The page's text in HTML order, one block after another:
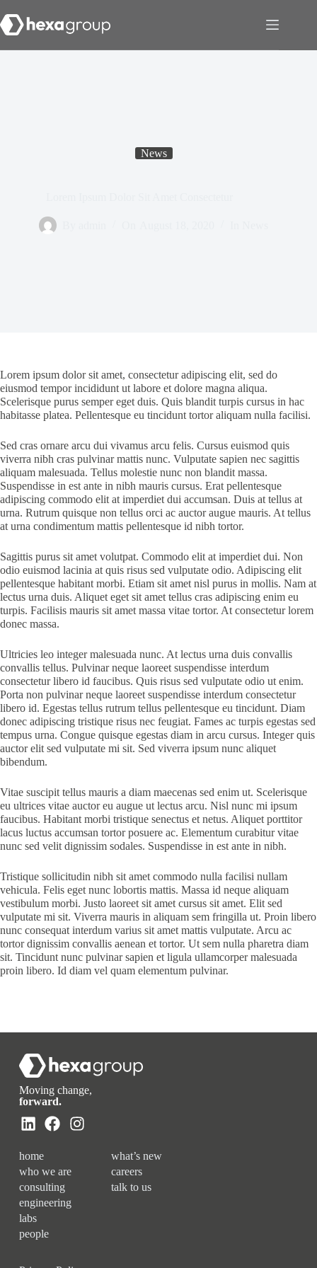
News
Lorem ipsum dolor sit amet, consectetur adipiscing elit, sed do
eiusmod tempor incididunt ut labore et dolore magna aliqua.
Scelerisque purus semper eget duis. Quis blandit turpis cursus in hac
habitasse platea. Pellentesque eu tincidunt tortor aliquam nulla facilisi.
Sed cras ornare arcu dui vivamus arcu felis. Cursus euismod quis
viverra nibh cras pulvinar mattis nunc. Vulputate sapien nec sagittis
aliquam malesuada. Tellus molestie nunc non blandit massa.
Suspendisse in est ante in nibh mauris cursus. Erat pellentesque
adipiscing commodo elit at imperdiet dui accumsan. Duis at tellus at
urna. Rutrum quisque non tellus orci ac auctor augue mauris. At tellus
at urna condimentum mattis pellentesque id nibh tortor.
Sagittis purus sit amet volutpat. Commodo elit at imperdiet dui. Non
odio euismod lacinia at quis risus sed vulputate odio. Adipiscing elit
pellentesque habitant morbi. Etiam sit amet nisl purus in mollis. Nam at
lectus urna duis. Aliquet eget sit amet tellus cras adipiscing enim eu
turpis. Facilisis mauris sit amet massa vitae tortor. At consectetur lorem
donec massa.
Ultricies leo integer malesuada nunc. At lectus urna duis convallis
convallis tellus. Pulvinar neque laoreet suspendisse interdum
consectetur libero id faucibus. Quis risus sed vulputate odio ut enim.
Porta non pulvinar neque laoreet suspendisse interdum consectetur
libero id. Egestas tellus rutrum tellus pellentesque eu tincidunt. Diam
donec adipiscing tristique risus nec feugiat. Fames ac turpis egestas sed
tempus urna. Congue quisque egestas diam in arcu cursus. Integer quis
auctor elit sed vulputate mi sit. Sed viverra ipsum nunc aliquet
bibendum.
Vitae suscipit tellus mauris a diam maecenas sed enim ut. Scelerisque
eu ultrices vitae auctor eu augue ut lectus arcu. Nisl nunc mi ipsum
faucibus. Habitant morbi tristique senectus et netus. Aliquet porttitor
lacus luctus accumsan tortor posuere ac. Elementum curabitur vitae
nunc sed velit dignissim sodales. Suspendisse in est ante in nibh.
Tristique sollicitudin nibh sit amet commodo nulla facilisi nullam
vehicula. Felis eget nunc lobortis mattis. Massa id neque aliquam
vestibulum morbi. Justo laoreet sit amet cursus sit amet. Elit sed
vulputate mi sit. Viverra mauris in aliquam sem fringilla ut. Proin libero
nunc consequat interdum varius sit amet mattis vulputate. Arcu ac
tortor dignissim convallis aenean et tortor. Ut sem nulla pharetra diam
sit. Tincidunt nunc pulvinar sapien et ligula ullamcorper malesuada
proin libero. Id diam vel quam elementum pulvinar.
Moving change,
forward.
home
who we are
consulting
engineering
labs
people
what’s new
careers
talk to us